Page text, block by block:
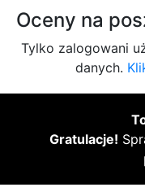
Oceny na
Tylko zalogowani
danych.
Gratulacje!